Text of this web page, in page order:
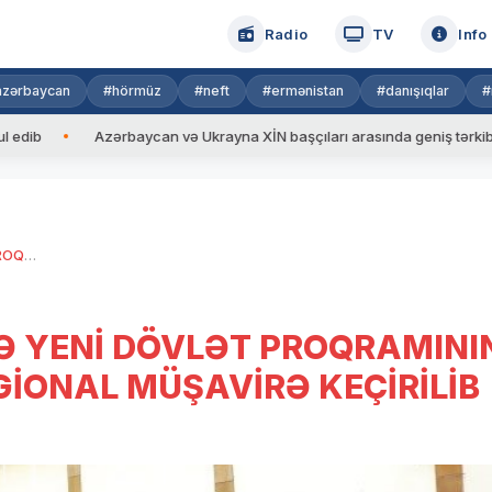
Radio TV Info
#hörmüz #neft #ermənistan #danışıqlar
Azərbaycan və Ukrayna XİN başçıları arasında geniş tərkibdə görüş
ŞƏMKİRDƏ AQRAR SAHƏDƏ YENİ DÖVLƏT PROQRAMININ MÜZAKİRƏSİ İLƏ BAĞLI REGİONAL MÜŞAVİRƏ KEÇİRİLİB
DÖVLƏT
MÜŞAVİRƏ KEÇİRİLİB